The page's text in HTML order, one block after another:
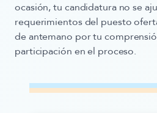
ocasión, tu candidatura no se
requerimientos del puesto
de antemano por tu
participación en el proceso.